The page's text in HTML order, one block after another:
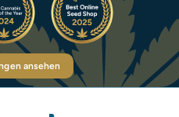
ansehen